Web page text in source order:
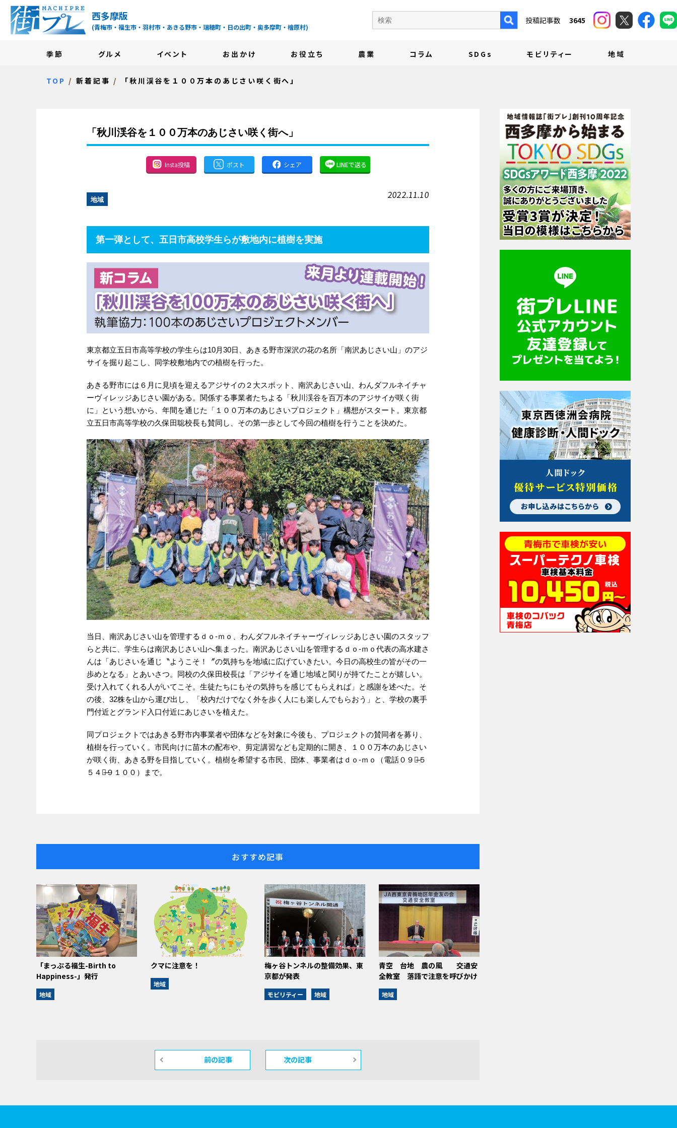
街プレ -東京・西多摩の地域情報サイト-
西多摩版
(青梅市・福生市・羽村市・あきる野市・瑞穂町・日の出町・奥多摩町・檜原村)
季節 グルメ イベント お出かけ お役立ち 農業 コラム SDGs モビリティー 地域
投稿記事数 3645
TOP 新着記事 「秋川渓谷を１００万本のあじさい咲く街へ」
「秋川渓谷を１００万本のあじさい咲く街へ」
Insta投稿 ポスト シェア LINEで送る
地域 2022.11.10
第一弾として、五日市高校学生らが敷地内に植樹を実施
東京都立五日市高等学校の学生らは10月30日、あきる野市深沢の花の名所「南沢あじさい山」のアジ
サイを掘り起こし、同学校敷地内での植樹を行った。
あきる野市には６月に見頃を迎えるアジサイの２大スポット、南沢あじさい山、わんダフルネイチャ
ーヴィレッジあじさい園がある。関係する事業者たちよる「秋川渓谷を百万本のアジサイが咲く街
に」という想いから、年間を通じた「１００万本のあじさいプロジェクト」構想がスタート。東京都
立五日市高等学校の久保田聡校長も賛同し、その第一歩として今回の植樹を行うことを決めた。
当日、南沢あじさい山を管理するｄｏ-ｍｏ、わんダフルネイチャーヴィレッジあじさい園のスタッフ
らと共に、学生らは南沢あじさい山へ集まった。南沢あじさい山を管理するｄｏ-ｍｏ代表の高水建さ
んは「あじさいを通じ〝ようこそ！〞の気持ちを地域に広げていきたい。今日の高校生の皆がその一
歩めとなる」とあいさつ。同校の久保田校長は「アジサイを通じ地域と関りが持てたことが嬉しい。
受け入れてくれる人がいてこそ。生徒たちにもその気持ちを感じてもらえれば」と感謝を述べた。そ
の後、32株を山から運び出し、「校内だけでなく外を歩く人にも楽しんでもらおう」と、学校の裏手
門付近とグランド入口付近にあじさいを植えた。
同プロジェクトではあきる野市内事業者や団体などを対象に今後も、プロジェクトの賛同者を募り、
植樹を行っていく。市民向けに苗木の配布や、剪定講習なども定期的に開き、１００万本のあじさい
が咲く街、あきる野を目指していく。植樹を希望する市民、団体、事業者はｄｏ-ｍｏ（電話０９０̶５
５４０̶９１００）まで。
おすすめ記事
「まっぷる福生-Birth to
Happiness-」発行
地域
クマに注意を！
地域
梅ヶ谷トンネルの整備効果、東
京都が発表
モビリティー 地域
青空 台地 農の風 交通安
全教室 落語で注意を呼びかけ
地域
前の記事 次の記事